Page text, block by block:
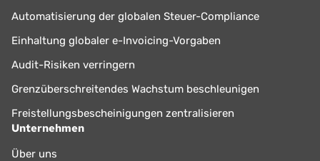
Automatisierung der globalen Steuer-Compliance
Einhaltung globaler e-Invoicing-Vorgaben
Audit-Risiken verringern
Grenzüberschreitendes Wachstum beschleunigen
Freistellungsbescheinigungen zentralisieren
Unternehmen
Über uns